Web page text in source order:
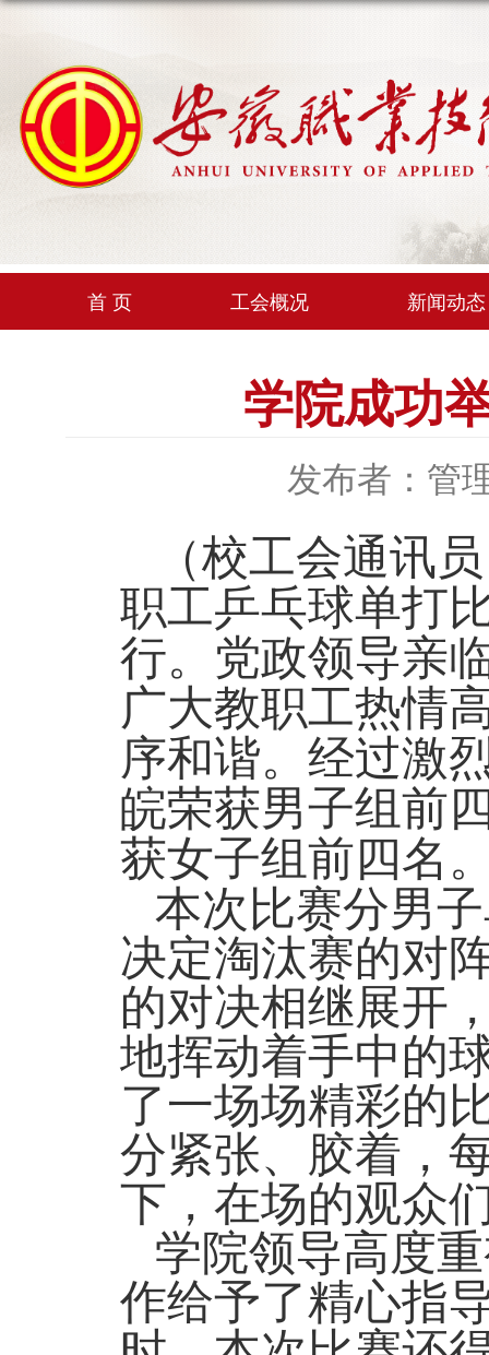
首 页 工会概况 新闻动态
学院成功
发布者：管
（校工会通讯员
职工乒乓球单打
行。党政领导亲
广大教职工热情
序和谐。经过激
皖荣获男子组前
获女子组前四名
本次比赛分男
决定淘汰赛的对
的对决相继展开
地挥动着手中的
了一场场精彩的
分紧张、胶着，
下，在场的观众
学院领导高度
作给予了精心指